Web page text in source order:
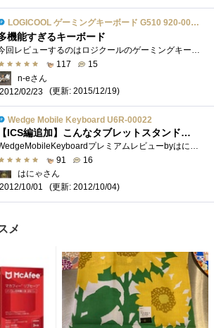
LOGICOOL ゲーミングキーボード G510 920-002533
機能すぎるキーボード
今回レビューするのはロジクールのゲーミングキーボードG510です。 ※1から13はGamePanel(旧ソフトウェア)を使用、14からゲームソフトウェア更新履�...
117
15
n-eさん
2012/02/23
(更新: 2015/12/19)
Wedge Mobile Keyboard U6R-00022
【ICS編追加】こんなタブレットスタンドが欲しかった！ もちろんキーボードもね！
WedgeMobileKeyboardプレミアムレビューbyはにゃマイクロソフトのハードウェア製品、中でもキーボード・マウス製品はデザイン・品質もさることなが�...
91
16
はにゃさん
2012/10/01
(更新: 2012/10/04)
メ